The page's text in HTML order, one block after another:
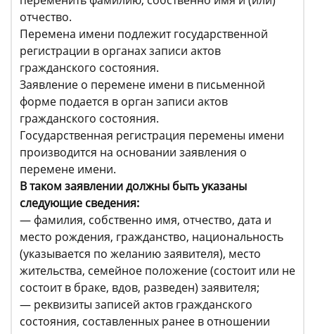
отчество.
Перемена имени подлежит государственной
регистрации в органах записи актов
гражданского состояния.
Заявление о перемене имени в письменной
форме подается в орган записи актов
гражданского состояния.
Государственная регистрация перемены имени
производится на основании заявления о
перемене имени.
В таком заявлении должны быть указаны
следующие сведения:
— фамилия, собственно имя, отчество, дата и
место рождения, гражданство, национальность
(указывается по желанию заявителя), место
жительства, семейное положение (состоит или не
состоит в браке, вдов, разведен) заявителя;
— реквизиты записей актов гражданского
состояния, составленных ранее в отношении